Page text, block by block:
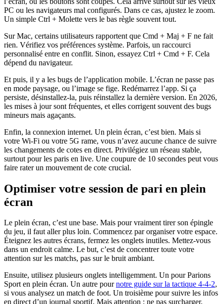
PC ou les navigateurs mal configurés. Dans ce cas, ajustez le zoom.
Un simple Ctrl + Molette vers le bas règle souvent tout.
Sur Mac, certains utilisateurs rapportent que Cmd + Maj + F ne fait
rien. Vérifiez vos préférences système. Parfois, un raccourci
personnalisé entre en conflit. Sinon, essayez Ctrl + Cmd + F. Cela
dépend du navigateur.
Et puis, il y a les bugs de l’application mobile. L’écran ne passe pas
en mode paysage, ou l’image se fige. Redémarrez l’app. Si ça
persiste, désinstallez-la, puis réinstallez la dernière version. En 2026,
les mises à jour sont fréquentes, et elles corrigent souvent des bugs
mineurs mais agaçants.
Enfin, la connexion internet. Un plein écran, c’est bien. Mais si
votre Wi-Fi ou votre 5G rame, vous n’avez aucune chance de suivre
les changements de cotes en direct. Privilégiez un réseau stable,
surtout pour les paris en live. Une coupure de 10 secondes peut vous
faire rater un mouvement de cote crucial.
Optimiser votre session de pari en plein
écran
Le plein écran, c’est une base. Mais pour vraiment tirer son épingle
du jeu, il faut aller plus loin. Commencez par organiser votre espace.
Éteignez les autres écrans, fermez les onglets inutiles. Mettez-vous
dans un endroit calme. Le but, c’est de concentrer toute votre
attention sur les matchs, pas sur le bruit ambiant.
Ensuite, utilisez plusieurs onglets intelligemment. Un pour Parions
Sport en plein écran. Un autre pournotre guide sur la tactique 4-4-2,
si vous analysez un match de foot. Un troisième pour suivre les infos
en direct d’un journal sportif. Mais attention : ne pas surcharger.